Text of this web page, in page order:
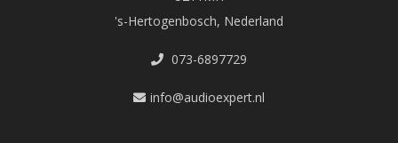
's-Hertogenbosch, Nederland
073-6897729
info@audioexpert.nl